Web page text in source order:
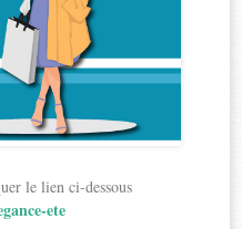
le lien ci-dessous
ete